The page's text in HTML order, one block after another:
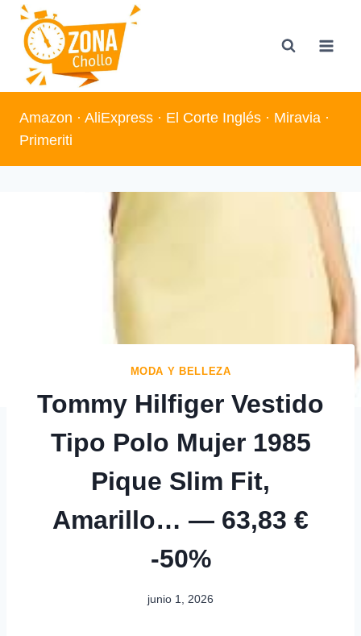
Saltar
contenido
Amazon · AliExpress · El Corte Inglés · Miravia ·
Primeriti
MODA Y BELLEZA
Tommy Hilfiger Vestido
Tipo Polo Mujer 1985
Pique Slim Fit,
Amarillo… — 63,83 €
-50%
junio 1, 2026